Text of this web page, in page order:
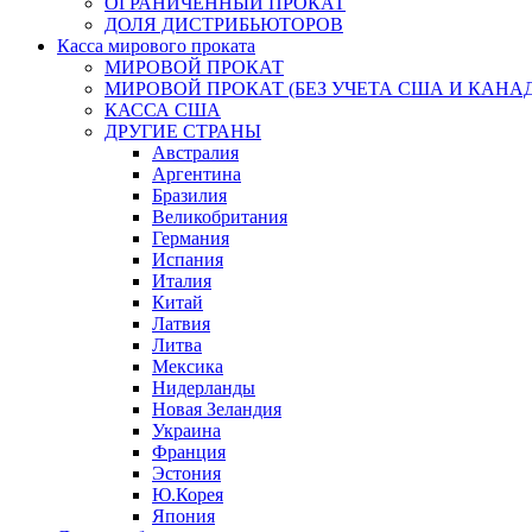
ДОЛЯ ДИСТРИБЬЮТОРОВ
Касса мирового проката
МИРОВОЙ ПРОКАТ
МИРОВОЙ ПРОКАТ (БЕЗ УЧЕТА США И
КАССА США
ДРУГИЕ СТРАНЫ
Австралия
Аргентина
Бразилия
Великобритания
Германия
Испания
Италия
Китай
Латвия
Литва
Мексика
Нидерланды
Новая Зеландия
Украина
Франция
Эстония
Ю.Корея
Япония